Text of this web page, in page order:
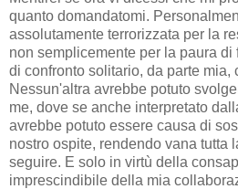
quanto domandatomi.
assolutamente terrorizzata per la
non semplicemente per la paura
di confronto solitario, da parte mia,
Nessun'altra avrebbe potuto
me, dove se anche interpretato
avrebbe potuto essere causa di
nostro ospite, rendendo vana tutta
seguire. E solo in virtù della
imprescindibile della mia